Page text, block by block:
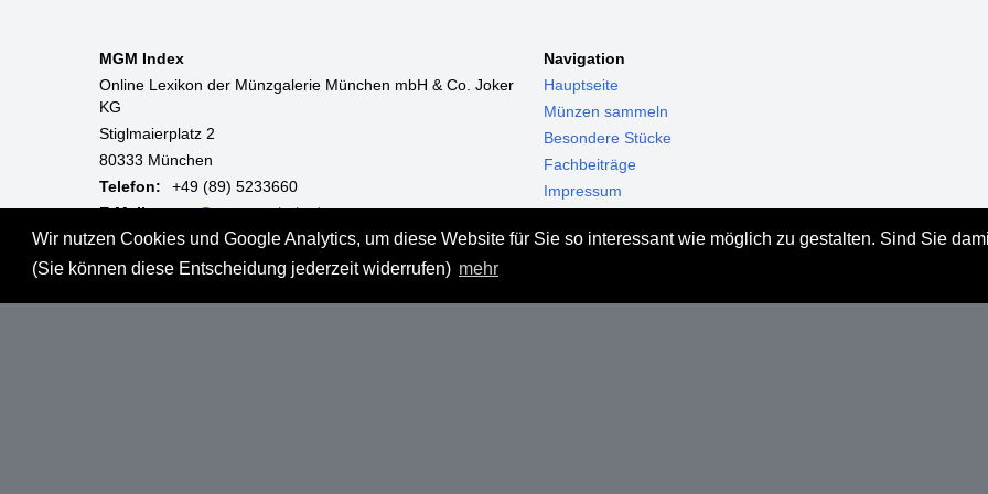
Wir nutzen Cookies und Google Analytics, um diese Website für Sie so interessant wie möglich zu gestalten. Sind Sie
(Sie können diese Entscheidung jederzeit widerrufen) mehr
MGM Index
Online Lexikon der Münzgalerie München mbH & Co. Joker
KG
Stiglmaierplatz 2
80333 München
Telefon:
+49 (89) 5233660
E-Mail:
mgm@muenzgalerie.de
Mo-Fr:
9:00 - 18:00 Uhr
Navigation
Hauptseite
Münzen sammeln
Besondere Stücke
Fachbeiträge
Impressum
Haftungsausschluss